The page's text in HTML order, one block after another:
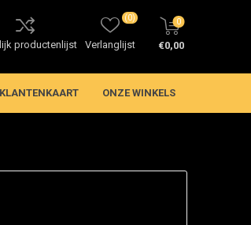
productenlijst Verlanglijst
(0) 0
€0,00
KLANTENKAART ONZE WINKELS